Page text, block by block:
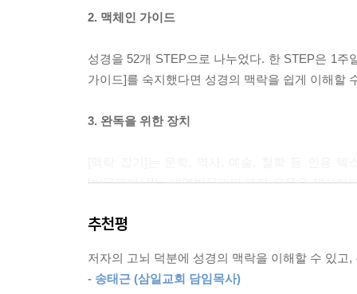
--- p.310
영원히 지속될 것만 같았던 바벨론 포로 생활은
진 결과일까요? 그 이면에 어떤 계획이 있었을까요
2. 맥체인 가이드
성경을 52개 STEP으로 나누었다. 한 STEP은 1
가이드]를 숙지했다면 성경의 맥락을 쉽게 이해할
3. 완독을 위한 장치
[박물관에서]는 대영박물관의 관련 유물을 제시
[성경읽기표]는 각 장의 배열을 통해 성경
추천평
저자의 고뇌 덕분에 성경의 맥락을 이해할 수 있
- 송태근 (삼일교회 담임목사)